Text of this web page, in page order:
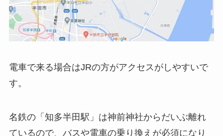
電車で来る場合はJRの方がアクセスがしやすいで
す。
名鉄の「知多半田駅」は神前神社からだいぶ離れ
ているので、バスや電車の乗り換えが必須になり